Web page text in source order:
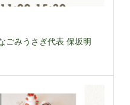
ごみうさぎ代表 保坂明